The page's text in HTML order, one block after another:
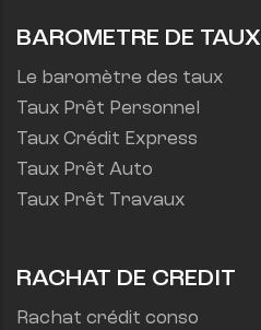
BAROMETRE DE TAUX
Le baromètre des taux
Taux Prêt Personnel
Taux Crédit Express
Taux Prêt Auto
Taux Prêt Travaux
RACHAT DE CREDIT
Rachat crédit conso